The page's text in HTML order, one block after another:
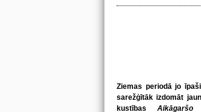
Ziemas periodā jo
sarežģītāk izdomāt
kustības Aikāgaršo